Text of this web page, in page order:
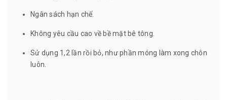
Ngân sách hạn chế.
Không yêu cầu cao về bề mặt bê tông.
Sử dụng 1,2 lần rồi bỏ, như phần móng làm xong chôn
luôn.